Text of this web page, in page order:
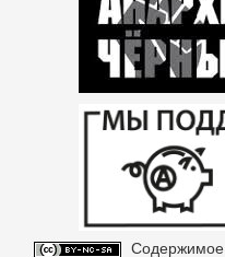
Содержимое